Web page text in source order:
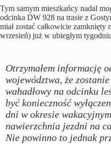
Tym samym mieszkańcy nadal
odcinka DW 928 na trasie z
miał zostać całkowicie zamknięty
wrzesień) już w ubiegłym
Otrzymałem informację
województwa, że
wahadłowy na odcinku
być konieczność
dni w okresie
nawierzchnia jezdni na
Nie powinno to jednak